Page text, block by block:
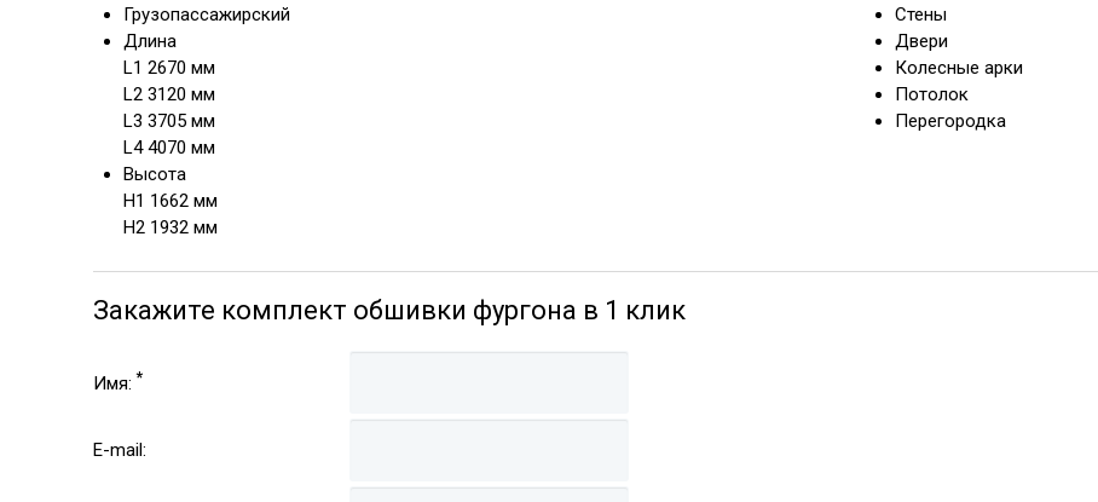
Грузопассажирский
Длина
L1 2670 мм
L2 3120 мм
L3 3705 мм
L4 4070 мм
Высота
H1 1662 мм
H2 1932 мм
Стены
Двери
Колесные арки
Потолок
Перегородка
Закажите комплект обшивки фургона в 1 клик
Имя: *
E-mail: